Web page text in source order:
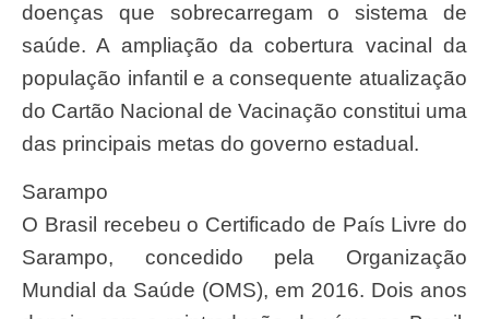
doenças que sobrecarregam o sistema de
saúde. A ampliação da cobertura vacinal da
população infantil e a consequente atualização
do Cartão Nacional de Vacinação constitui uma
das principais metas do governo estadual.
Sarampo
O Brasil recebeu o Certificado de País Livre do
Sarampo, concedido pela Organização
Mundial da Saúde (OMS), em 2016. Dois anos